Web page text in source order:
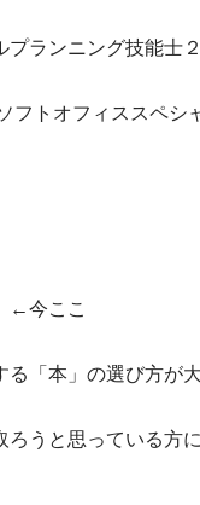
プランニング技能士
フトオフィススペシ
←今ここ
る「本」の選び方が
ろうと思っている方